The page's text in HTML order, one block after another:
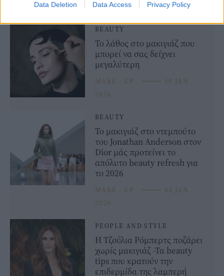
Data Deletion Data Access Privacy Policy
BEAUTY
Το λάθος στο μακιγιάζ που
μπορεί να σας δείχνει
μεγαλύτερη
MAKE - UP ⸻ 10 JAN
2026
BEAUTY
Το μακιγιάζ στο ντεμπούτο
του Jonathan Anderson στον
Dior μάς προτείνει το
απόλυτο beauty refresh για
το 2026
MAKE - UP ⸻ 04 JAN
2026
PEOPLE AND STYLE
Η Τζούλια Ρόμπερτς ποζάρει
χωρίς μακιγιάζ -Τα beauty
tips που κρατούν την
επιδερμίδα της λαμπερή